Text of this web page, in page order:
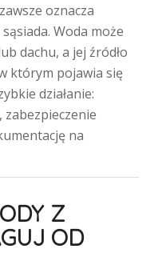
oznacza
Woda może
dachu, a jej źródło
którym pojawia się
działanie:
, zabezpieczenie
na
Z
OD